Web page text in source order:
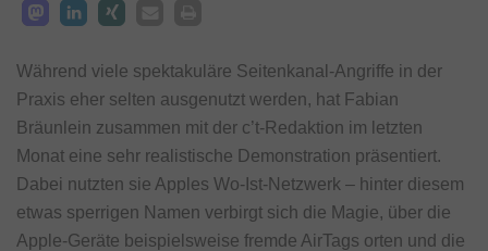
Während viele spektakuläre Seitenkanal-Angriffe in der
Praxis eher selten ausgenutzt werden, hat Fabian
Bräunlein zusammen mit der c’t-Redaktion im letzten
Monat eine sehr realistische Demonstration präsentiert.
Dabei nutzten sie Apples Wo-Ist-Netzwerk – hinter diesem
etwas sperrigen Namen verbirgt sich die Magie, über die
Apple-Geräte beispielsweise fremde AirTags orten und die